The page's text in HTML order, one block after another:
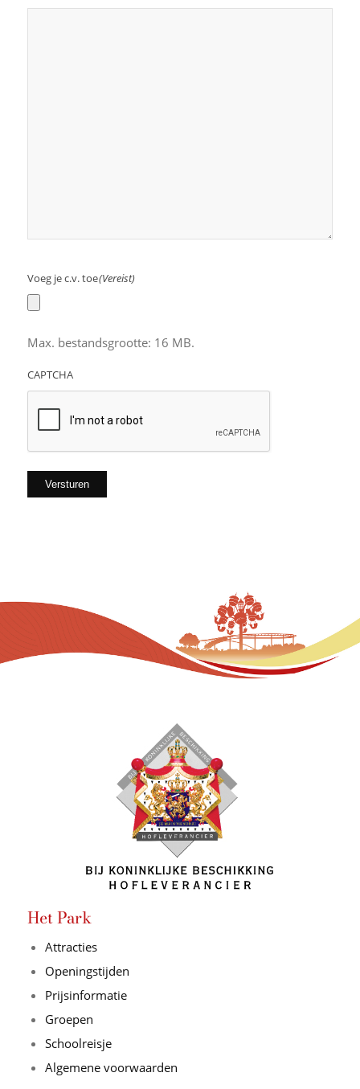
Voeg je c.v. toe(Vereist)
Max. bestandsgrootte: 16 MB.
CAPTCHA
Versturen
Het Park
Attracties
Openingstijden
Prijsinformatie
Groepen
Schoolreisje
Algemene voorwaarden